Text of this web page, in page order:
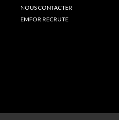
NOUS CONTACTER
EMFOR RECRUTE